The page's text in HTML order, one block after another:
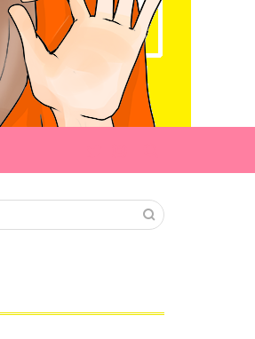
ュ－丸の内 緑
うございまし